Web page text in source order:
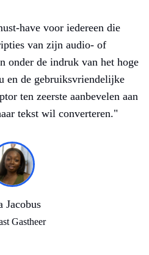
have voor iedereen die
van zijn audio- of
onder de indruk van het hoge
en de gebruiksvriendelijke
ten zeerste aanbevelen aan
tekst wil converteren."
Jacobus
Gastheer